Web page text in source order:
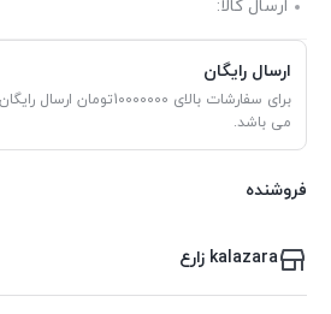
ارسال کالا:
ارسال رایگان
برای سفارشات بالای 10000000تومان ارسال رایگان
می باشد.
فروشنده
kalazara زارع